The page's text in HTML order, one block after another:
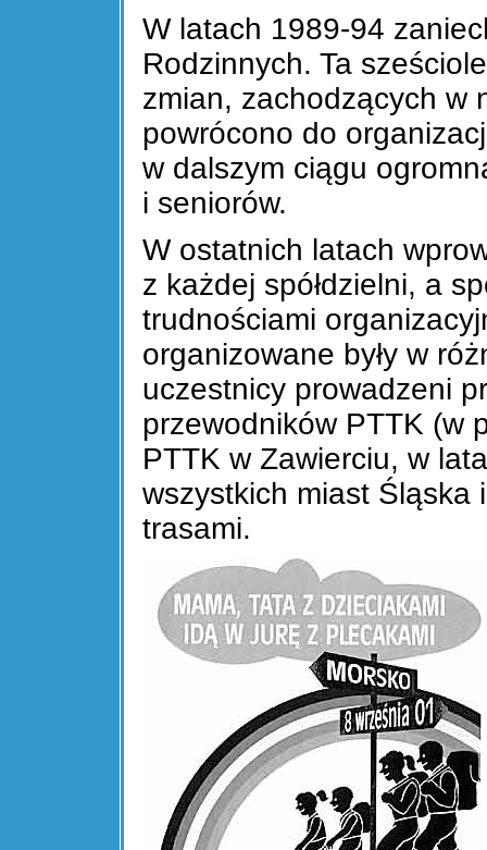
W latach 1989-94
Rodzinnych. Ta
zmian, zachodzących w
powrócono do
w dalszym ciągu
i seniorów.
W ostatnich latach
z każdej spółdzielni, a
trudnościami
organizowane były w
uczestnicy prowadzeni
przewodników PTTK (w
PTTK w Zawierciu, w
wszystkich miast Śląska
trasami.